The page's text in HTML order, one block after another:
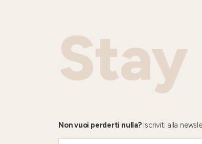
Stay
Non vuoi perderti nulla?Iscriviti alla